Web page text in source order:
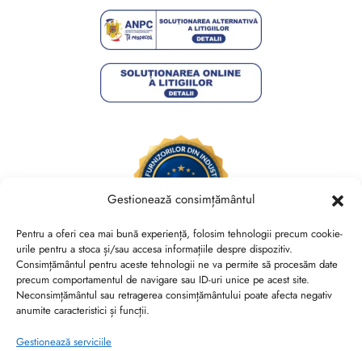
Gestionează consimțământul
Pentru a oferi cea mai bună experiență, folosim tehnologii precum cookie-
urile pentru a stoca și/sau accesa informațiile despre dispozitiv.
Consimțământul pentru aceste tehnologii ne va permite să procesăm date
precum comportamentul de navigare sau ID-uri unice pe acest site.
Neconsimțământul sau retragerea consimțământului poate afecta negativ
anumite caracteristici și funcții.
Gestionează serviciile
Brides Shoes By Veronesse S.R.L.
RO44730767, J40/13882/2021, Cod CAEN 1520
Str. Nicolae Canea, Nr. 53, Sector 2, Bucuresti